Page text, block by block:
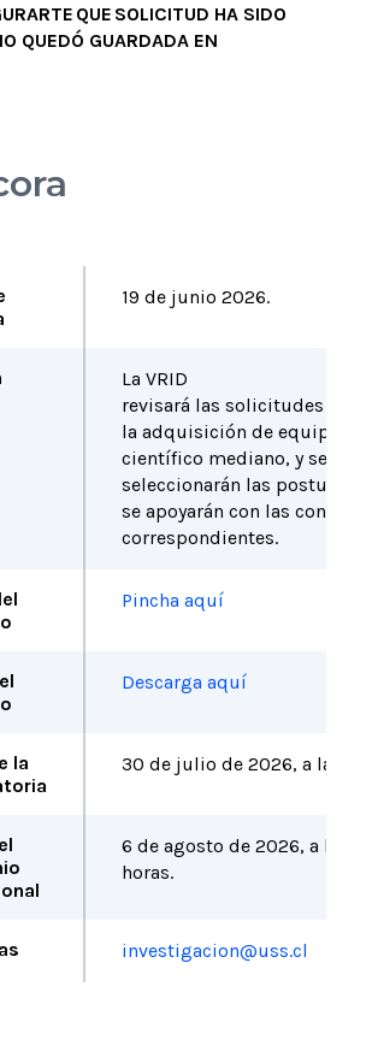
QUE SOLICITUD HA SIDO
QUEDÓ GUARDADA EN
19 de junio 2026.
La VRID
revisará las solicitudes
la adquisición de
científico mediano, y se pre-
seleccionarán las
se apoyarán con las
correspondientes.
Pincha aquí
Descarga aquí
la
30 de julio de 2026, a las
6 de agosto de 2026, a las
horas.
investigacion@uss.cl